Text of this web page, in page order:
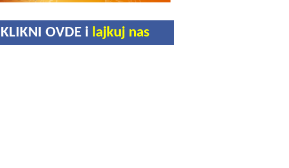
KUD Vrelac u Vranjskoj Banji
domaćin Međunarodnog
KLIKNI OVDE i lajkuj nas